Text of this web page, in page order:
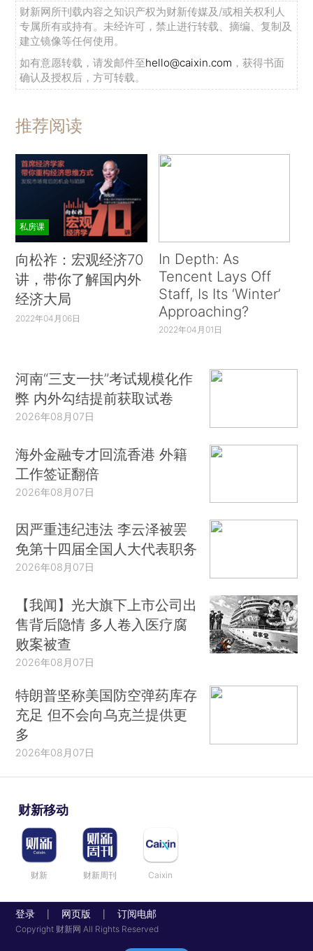
财新网所刊载内容之知识产权为财新传媒及/或相关权利人
专属所有或持有。未经许可，禁止进行转载、摘编、复制及
建立镜像等任何使用。
如有意愿转载，请发邮件至hello@caixin.com ，获得书面
确认及授权后，方可转载。
推荐阅读
私房课
向松祚：宏观经济70
讲，带你了解国内外
经济大局
2022年04月06日
In Depth: As
Tencent Lays Off
Staff, Is Its ‘Winter’
Approaching?
2022年04月01日
河南“三支一扶”考试规模化作
弊 内外勾结提前获取试卷
2026年08月07日
海外金融专才回流香港 外籍
工作签证翻倍
2026年08月07日
因严重违纪违法 李云泽被罢
免第十四届全国人大代表职务
2026年08月07日
【我闻】光大旗下上市公司出
售背后隐情 多人卷入医疗腐
败案被查
2026年08月07日
特朗普坚称美国防空弹药库存
充足 但不会向乌克兰提供更
多
2026年08月07日
财新移动
财新 财新周刊 Caixin
登录 网页版 订阅电邮
Copyright 财新网 All Rights Reserved